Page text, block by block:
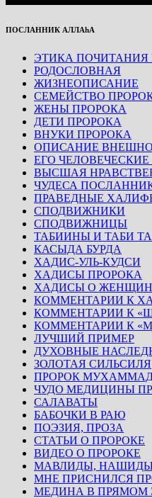
ПОСЛАННИК АЛЛАhА
ЭТИКА
РОДОСЛОВНАЯ
ЖИЗНЕОПИСАНИЕ
СЕМЕЙСТВО
ЖЕНЫ ПРОРОКА
ДЕТИ ПРОРОКА
ВНУКИ ПРОРОКА
ОПИСАНИЕ
ЕГО ЧЕЛОВЕЧЕСКИЕ
ВЫСШАЯ
ЧУДЕСА
ПРАВЕДНЫЕ
СПОДВИЖНИКИ
СПОДВИЖНИЦЫ
ТАБИИНЫ И ТАБИ
КАСЫДА БУРДА
ХАДИС-УЛЬ-КУДСИ
ХАДИСЫ ПРОРОКА
ХАДИСЫ О
КОММЕНТАРИИ К
КОММЕНТАРИИ К
КОММЕНТАРИИ К
ЛУЧШИЙ ПРИМЕР
ДУХОВНЫЕ
ЗОЛОТАЯ СИЛЬСИЛЯ
ПРОРОК
ЧУДО МЕДИЦИНЫ
САЛАВАТЫ
БАБОЧКИ В РАЮ
ПОЭЗИЯ, ПРОЗА
СТАТЬИ О ПРОРОКЕ
ВИДЕО О ПРОРОКЕ
МАВЛИДЫ,
МНЕ ПРИСНИЛСЯ
МЕДИНА В ПРЯМОМ